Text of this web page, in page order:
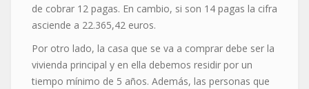
de cobrar 12 pagas. En cambio, si son 14 pagas la cifra
asciende a 22.365,42 euros.
Por otro lado, la casa que se va a comprar debe ser la
vivienda principal y en ella debemos residir por un
tiempo mínimo de 5 años. Además, las personas que